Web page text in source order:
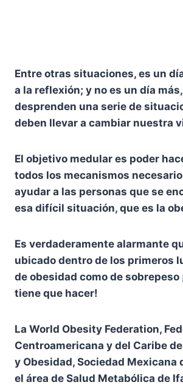
Entre otras situaciones, es un
a la reflexión; y no es un día
desprenden una serie de
deben llevar a cambiar nuestra
El objetivo medular es poder
todos los mecanismos
ayudar a las personas que se
esa difícil situación, que es la
Es verdaderamente alarmante
ubicado dentro de los primeros
de obesidad como de sobrepeso
tiene que hacer!
La World Obesity Federation,
Centroamericana y del Caribe
y Obesidad, Sociedad Mexicana
el área de Salud Metabólica de